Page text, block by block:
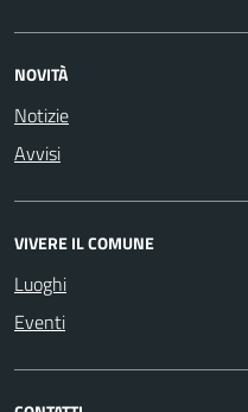
NOVITÀ
Notizie
Avvisi
VIVERE IL COMUNE
Luoghi
Eventi